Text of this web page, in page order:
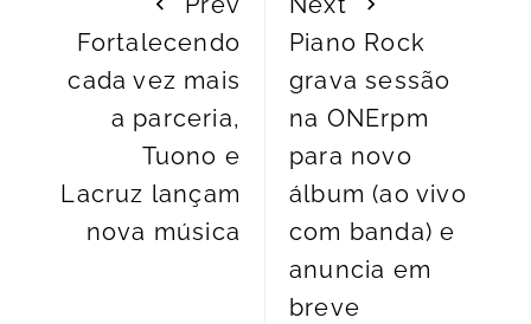
Fortalecendo
cada vez mais
a parceria,
Tuono e
Lacruz lançam
nova música
Piano Rock
grava sessão
na ONErpm
para novo
álbum (ao vivo
com banda) e
anuncia em
breve